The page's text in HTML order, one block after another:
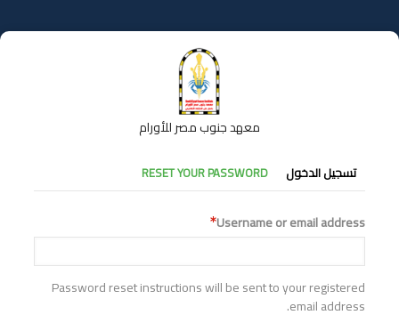
إلى
المحتوى
معهد جنوب مصر للأورام
التبويبات
الأساسية
تسجيل الدخول RESET YOUR PASSWORD
Username or email address
Password reset instructions will be sent to your registered
email address.